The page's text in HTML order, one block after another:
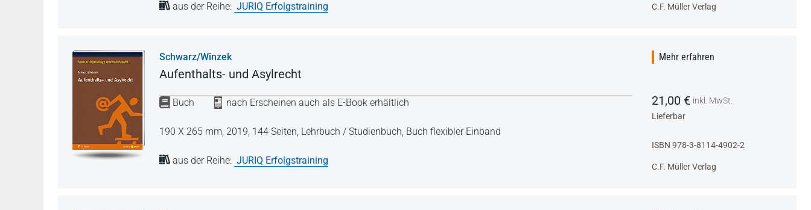
aus der Reihe: JURIQ Erfolgstraining C.F. Müller Verlag
Schwarz/Winzek
Aufenthalts- und Asylrecht
Buch nach Erscheinen auch als E-Book erhältlich
190 X 265 mm, 2019, 144 Seiten, Lehrbuch / Studienbuch, Buch flexibler Einband
aus der Reihe: JURIQ Erfolgstraining
Mehr erfahren
21,00 € inkl. MwSt.
Lieferbar
ISBN 978-3-8114-4902-2
C.F. Müller Verlag